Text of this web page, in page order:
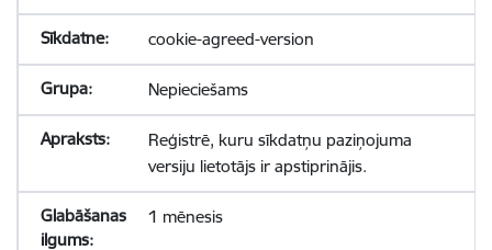
cookie-agreed-version
Nepieciešams
Reģistrē, kuru sīkdatņu paziņojuma
versiju lietotājs ir apstiprinājis.
1 mēnesis